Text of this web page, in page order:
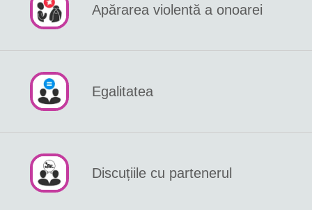
Apărarea violentă a onoarei
Egalitatea
Discuțiile cu partenerul